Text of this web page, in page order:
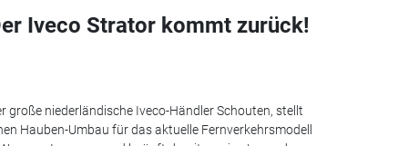
Iveco Strator kommt zurück!
große niederländische Iveco-Händler Schouten, stellt
Hauben-Umbau für das aktuelle Fernverkehrsmodell